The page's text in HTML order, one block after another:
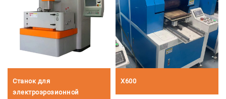
Станок для
электроэрозионной
X600